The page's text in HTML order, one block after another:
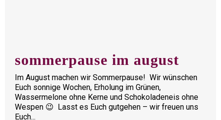
sommerpause im august
Im August machen wir Sommerpause! Wir wünschen
Euch sonnige Wochen, Erholung im Grünen,
Wassermelone ohne Kerne und Schokoladeneis ohne
Wespen 😉 Lasst es Euch gutgehen – wir freuen uns
Euch...